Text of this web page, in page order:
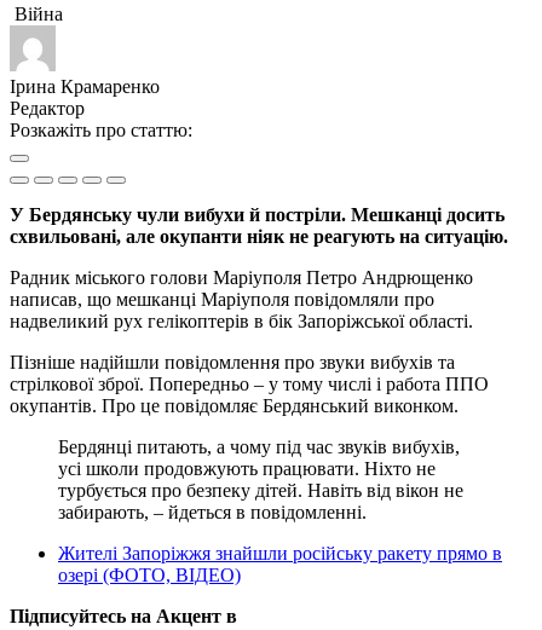
Війна
Ірина Крамаренко
Редактор
Розкажіть про статтю:
У Бердянську чули вибухи й постріли. Мешканці досить
схвильовані, але окупанти ніяк не реагують на ситуацію.
Радник міського голови Маріуполя Петро Андрющенко
написав, що мешканці Маріуполя повідомляли про
надвеликий рух гелікоптерів в бік Запоріжської області.
Пізніше надійшли повідомлення про звуки вибухів та
стрілкової зброї. Попередньо – у тому числі і работа ППО
окупантів. Про це повідомляє Бердянський виконком.
Бердянці питають, а чому під час звуків вибухів,
усі школи продовжують працювати. Ніхто не
турбується про безпеку дітей. Навіть від вікон не
забирають, – йдеться в повідомленні.
Жителі Запоріжжя знайшли російську ракету прямо в
озері (ФОТО, ВІДЕО)
Підписуйтесь на Акцент в